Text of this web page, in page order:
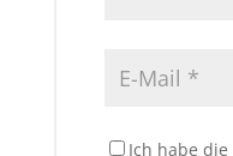
Ich habe die